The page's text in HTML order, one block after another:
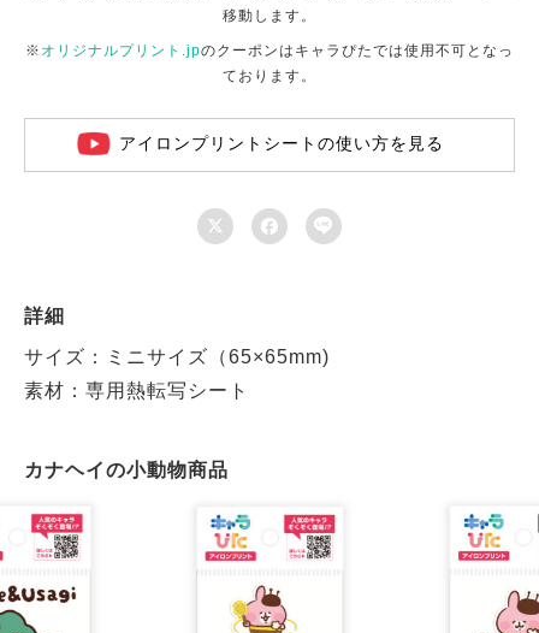
移動します。
※ オリジナルプリント.jpのクーポンはキャラぴたでは使用不可となっ
ております。
アイロンプリントシートの使い方を見る
  
詳細
サイズ：ミニサイズ（65×65mm)
素材：専用熱転写シート
カナヘイの小動物商品